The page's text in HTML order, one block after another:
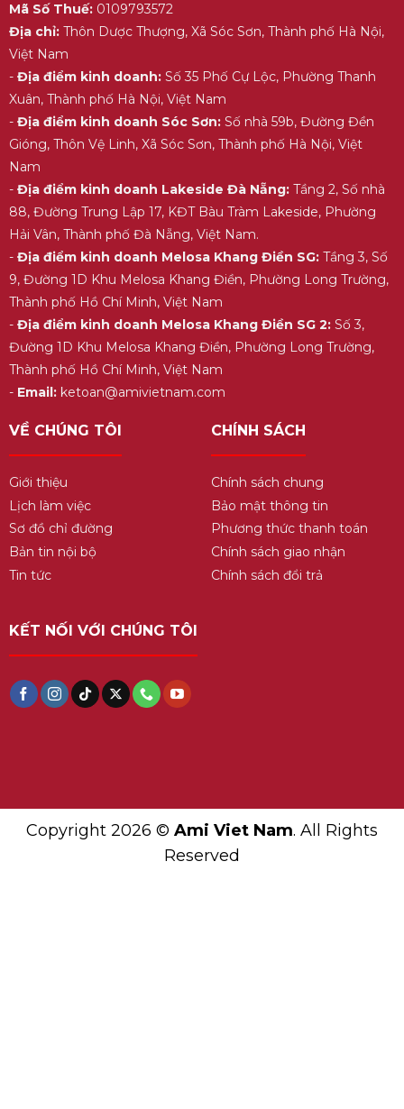
Mã Số Thuế:0109793572
Địa chỉ:Thôn Dược Thượng, Xã Sóc Sơn, Thành phố Hà Nội,
Việt Nam
- Địa điểm kinh doanh:Số 35 Phố Cự Lộc, Phường Thanh
Xuân, Thành phố Hà Nội, Việt Nam
- Địa điểm kinh doanh Sóc Sơn:Số nhà 59b, Đường Đền
Gióng, Thôn Vệ Linh, Xã Sóc Sơn, Thành phố Hà Nội, Việt
Nam
- Địa điểm kinh doanh Lakeside Đà Nẵng:Tầng 2, Số nhà
88, Đường Trung Lập 17, KĐT Bàu Tràm Lakeside, Phường
Hải Vân, Thành phố Đà Nẵng, Việt Nam.
- Địa điểm kinh doanh Melosa Khang Điền SG:Tầng 3, Số
9, Đường 1D Khu Melosa Khang Điền, Phường Long Trường,
Thành phố Hồ Chí Minh, Việt Nam
- Địa điểm kinh doanh Melosa Khang Điền SG 2:Số 3,
Đường 1D Khu Melosa Khang Điền, Phường Long Trường,
Thành phố Hồ Chí Minh, Việt Nam
- Email:ketoan@amivietnam.com
VỀ CHÚNG TÔI
Giới thiệu
Lịch làm việc
Sơ đồ chỉ đường
Bản tin nội bộ
Tin tức
CHÍNH SÁCH
Chính sách chung
Bảo mật thông tin
Phương thức thanh toán
Chính sách giao nhận
Chính sách đổi trả
KẾT NỐI VỚI CHÚNG TÔI
Copyright 2026 © Ami Viet Nam. All Rights
Reserved